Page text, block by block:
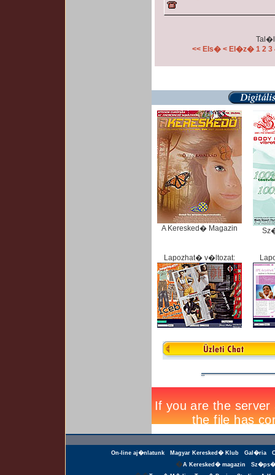
<< Els� < El�z� 1 2 3
A Keresked� Magazin
Lapozhat� v�ltozat:
On-line aj�nlatunk Magyar Keresked� Klub Gal�ria
�A Keresked� magazin